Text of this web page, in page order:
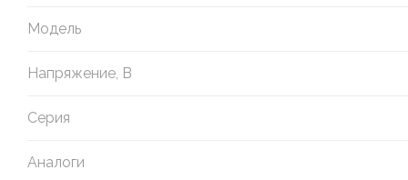
Модель
Напряжение, В
Серия
Аналоги